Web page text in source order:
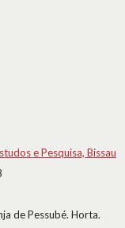
e Pesquisa, Bissau
de Pessubé. Horta.